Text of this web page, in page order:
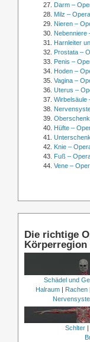
Darm –
Milz –
Nieren –
Nebenniere
Harnleiter
Prostata –
Penis –
Hoden –
Vagina –
Uterus –
Wirbelsäule
Hüfte –
Knie –
Fuß –
Vene –
Die richtige
Körperregion
Schädel und
Halraum| Rachen|
Schlter|